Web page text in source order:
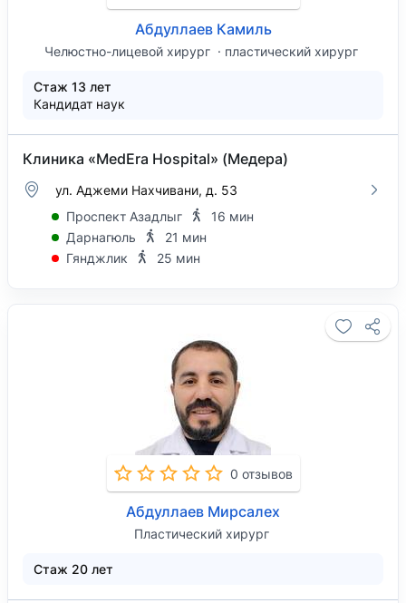
Абдуллаев Камиль
Челюстно-лицевой хирург пластический хирург
Стаж 13 лет
Кандидат наук
Клиника «MedEra Hospital» (Медера)
ул. Аджеми Нахчивани, д. 53
Проспект Азадлыг
16 мин
Дарнагюль
21 мин
Гянджлик
25 мин
0 отзывов
Абдуллаев Мирсалех
Пластический хирург
Стаж 20 лет